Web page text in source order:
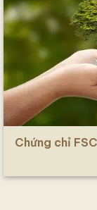
Chứng chỉ